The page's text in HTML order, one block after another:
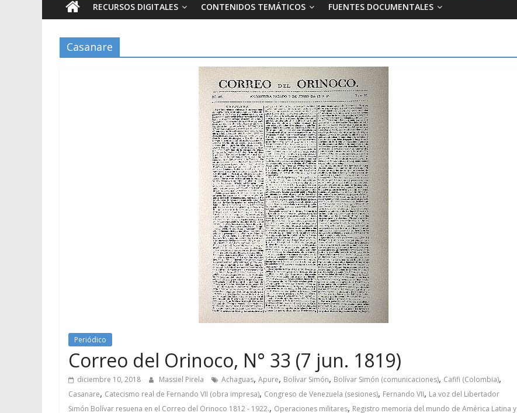
RECURSOS DIGITALES CONTENIDOS TEMÁTICOS FUENTES DOCUMENTALES
Casanare
Periódico
Correo del Orinoco, N° 33 (7 jun. 1819)
diciembre 10, 2018 Massiel Pirela Achaguas, Apure, Bolívar Simón, Bolívar Simón (comunicaciones), Cafifi (Colombia),
Casanare, Catecismo real de Fernando VII (obra impresa), Congreso de Venezuela (sesiones), Fernando VII, La voz del Libertador
Simón Bolívar resuena en el Correo del Orinoco 1812 - 1922., Operaciones militares, Registro memoria del mundo de América Latina y